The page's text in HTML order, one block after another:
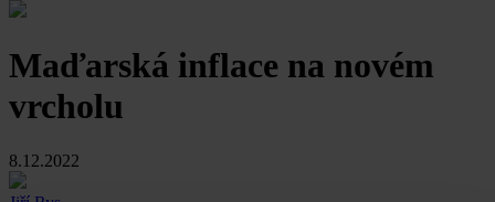
Maďarská inflace na novém
vrcholu
8.12.2022